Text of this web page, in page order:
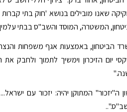
שאנו מובילים בנושא 'חוק בתי
המשטרה, המוסד והשב"ס בבתי
הביטחון, באמצעות אגף משפחות
יום הזיכרון וימשיך לתמוך ולחבק
ה"יזכור" המתוקן יהיה: יזכור עם